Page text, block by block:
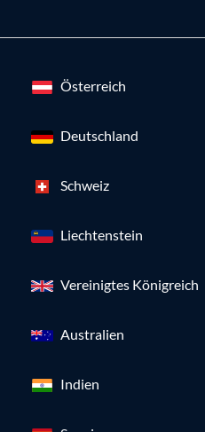
Österreich
Deutschland
Schweiz
Liechtenstein
Vereinigtes Königreich
Australien
Indien